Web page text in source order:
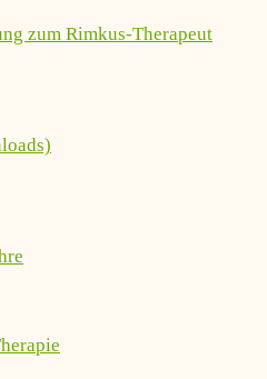
zum Rimkus-Therapeut